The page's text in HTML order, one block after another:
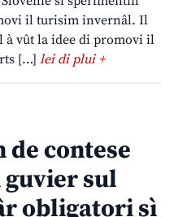
il turisim invernâl. Il
à vût la idee di promovi il
[…] lei di plui +
de contese
sul
obligatori sì